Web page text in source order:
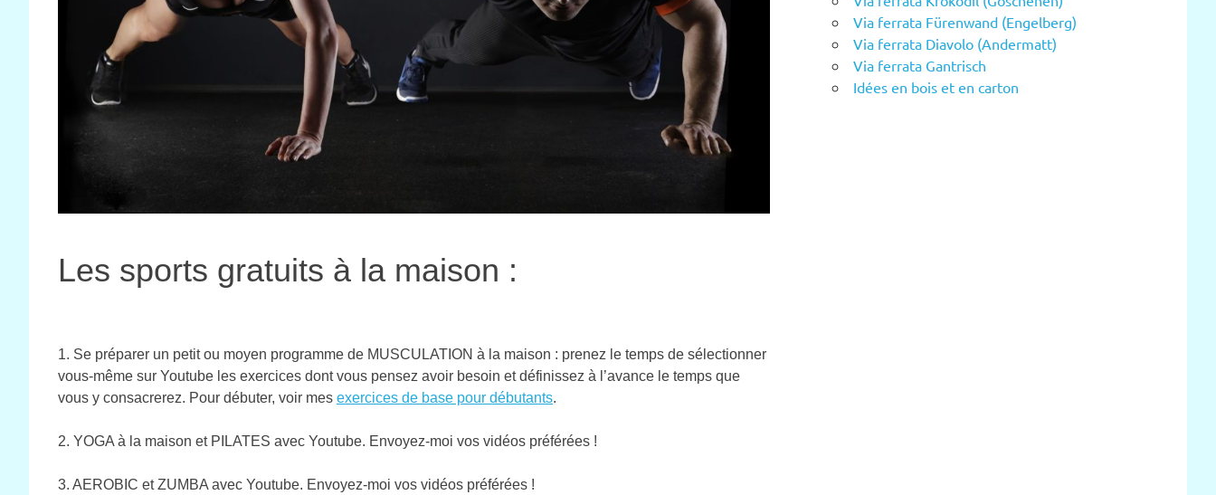
Les sports gratuits à la maison :
1. Se préparer un petit ou moyen programme de MUSCULATION à la maison : prenez le temps de sélectionner
vous-même sur Youtube les exercices dont vous pensez avoir besoin et définissez à l’avance le temps que
vous y consacrerez. Pour débuter, voir mes exercices de base pour débutants.
2. YOGA à la maison et PILATES avec Youtube. Envoyez-moi vos vidéos préférées !
3. AEROBIC et ZUMBA avec Youtube. Envoyez-moi vos vidéos préférées !
Via ferrata Fürenwand (Engelberg)
Via ferrata Diavolo (Andermatt)
Via ferrata Gantrisch
Idées en bois et en carton